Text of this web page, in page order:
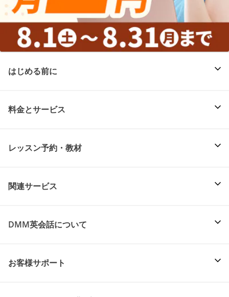
はじめる前に
料金とサービス
レッスン予約・教材
関連サービス
DMM英会話について
お客様サポート